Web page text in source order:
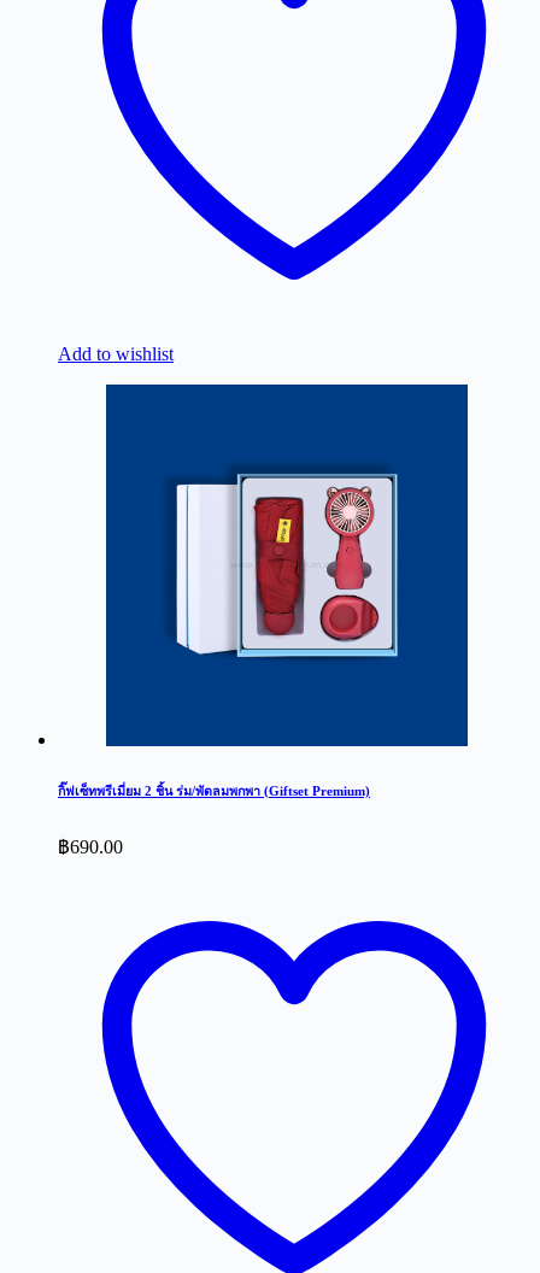
Add to wishlist
กิ๊ฟเซ็ทพรีเมี่ยม 2 ชิ้น ร่ม/พัดลมพกพา (Giftset Premium)
฿690.00